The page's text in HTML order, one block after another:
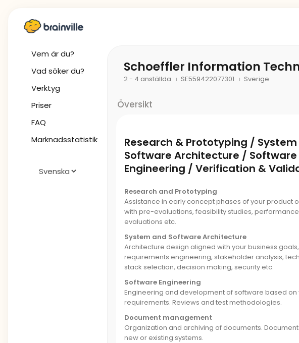
Vem är du?
Vad söker du?
Verktyg
Priser
FAQ
Marknadsstatistik
Schoeffler Information
2 - 4 anställda SE559422077301 Sverige
Översikt
Research & Prototyping /
Software Architecture / Software
Engineering / Verification &
Research and Prototyping
Assistance in early concept phases of your product
with pre-evaluations, feasibility studies, performance
evaluations etc.
System and Software Architecture
Architecture design aligned with your business
requirements engineering, stakeholder analysis,
stack selection, decision making, security etc.
Software Engineering
Engineering and development of software based on
requirements. Reviews and test methodologies.
Document management
Organization and archiving of documents.
new or existing systems.